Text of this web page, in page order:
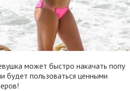
может быстро накачать попу
будет пользоваться ценными